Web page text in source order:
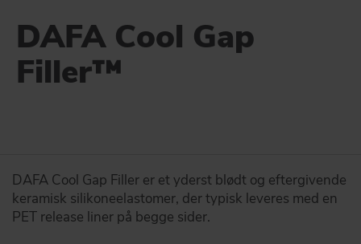
DAFA Cool Gap
Filler™
DAFA Cool Gap Filler er et yderst blødt og eftergivende
keramisk silikoneelastomer, der typisk leveres med en
PET release liner på begge sider.
GLOBAL SUPPLY CHAIN
DAFA opererer over hele Europa, Asien og USA.
DAFA BUILDING SOLUTIONS